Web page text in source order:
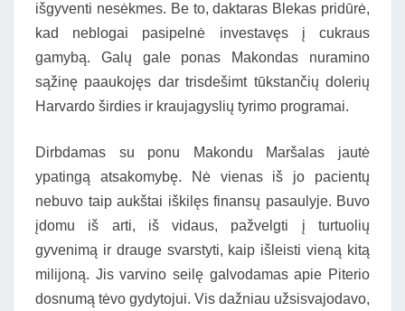
išgyventi nesėkmes. Be to, daktaras Blekas pridūrė,
kad neblogai pasipelnė investavęs į cukraus
gamybą. Galų gale ponas Makondas nuramino
sąžinę paaukojęs dar trisdešimt tūkstančių dolerių
Harvardo širdies ir kraujagyslių tyrimo programai.
Dirbdamas su ponu Makondu Maršalas jautė
ypatingą atsakomybę. Nė vienas iš jo pacientų
nebuvo taip aukštai iškilęs finansų pasaulyje. Buvo
įdomu iš arti, iš vidaus, pažvelgti į turtuolių
gyvenimą ir drauge svarstyti, kaip išleisti vieną kitą
milijoną. Jis varvino seilę galvodamas apie Piterio
dosnumą tėvo gydytojui. Vis dažniau užsisvajodavo,